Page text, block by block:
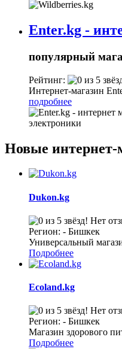
Enter.kg -
популярный
Рейтинг:
Интернет-магазин
подробнее
Новые интернет-
Dukon.kg
Нет
Регион: - Бишкек
Универсальный
Подробнее
Ecoland.kg
Нет
Регион: - Бишкек
Магазин здорового
Подробнее